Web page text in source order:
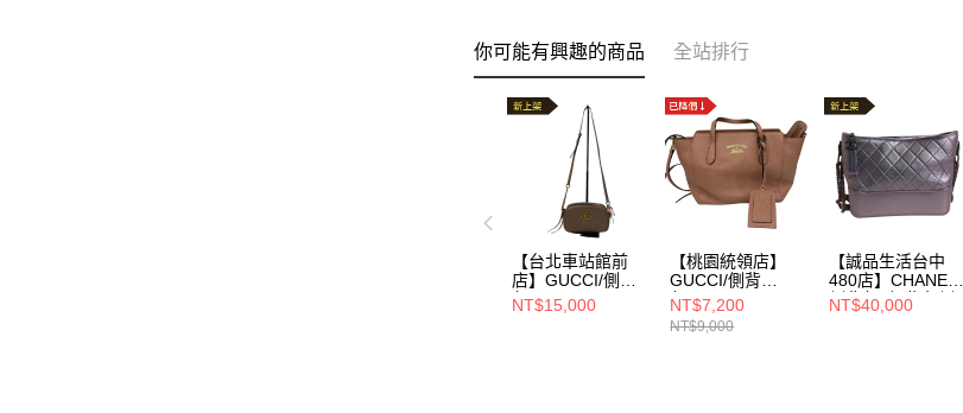
你可能有興趣的商品 全站排行
【台北車站館前
店】GUCCI/側背
包//447632
520981
NT$15,000
【桃園統領店】
GUCCI/側背
包//368827
NT$7,200
NT$9,000
【誠品生活台中
480店】CHANEL/
側背包//粉紫色側
背包
NT$40,000